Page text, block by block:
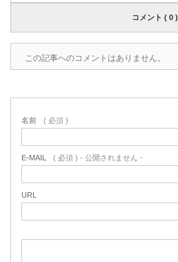
コメント ( 0 )
この記事へのコメントはありません。
名前 ( 必須 )
E-MAIL ( 必須 ) - 公開されません -
URL